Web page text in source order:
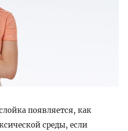
появляется, как
среды, если